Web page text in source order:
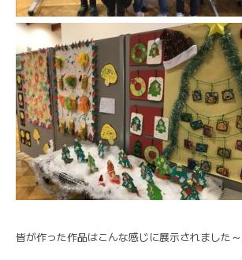
皆が作った作品はこんな感じに展示されました